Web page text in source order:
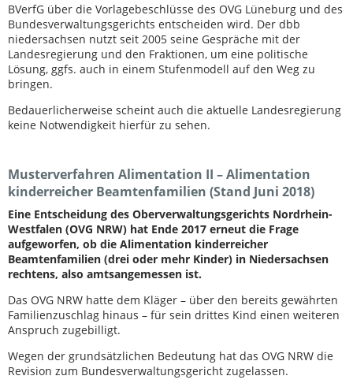
BVerfG über die Vorlagebeschlüsse des OVG Lüneburg und des
Bundesverwaltungsgerichts entscheiden wird. Der dbb
niedersachsen nutzt seit 2005 seine Gespräche mit der
Landesregierung und den Fraktionen, um eine politische
Lösung, ggfs. auch in einem Stufenmodell auf den Weg zu
bringen.
Bedauerlicherweise scheint auch die aktuelle Landesregierung
keine Notwendigkeit hierfür zu sehen.
Musterverfahren Alimentation II – Alimentation
kinderreicher Beamtenfamilien (Stand Juni 2018)
Eine Entscheidung des Oberverwaltungsgerichts Nordrhein-
Westfalen (OVG NRW) hat Ende 2017 erneut die Frage
aufgeworfen, ob die Alimentation kinderreicher
Beamtenfamilien (drei oder mehr Kinder) in Niedersachsen
rechtens, also amtsangemessen ist.
Das OVG NRW hatte dem Kläger – über den bereits gewährten
Familienzuschlag hinaus – für sein drittes Kind einen weiteren
Anspruch zugebilligt.
Wegen der grundsätzlichen Bedeutung hat das OVG NRW die
Revision zum Bundesverwaltungsgericht zugelassen.